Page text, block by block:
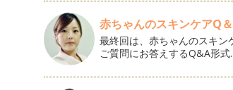
赤ちゃんのスキンケアQ
最終回は、赤ちゃんのスキン
ご質問にお答えするQ&A形